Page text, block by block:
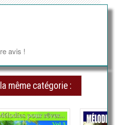
avis !
même catégorie :